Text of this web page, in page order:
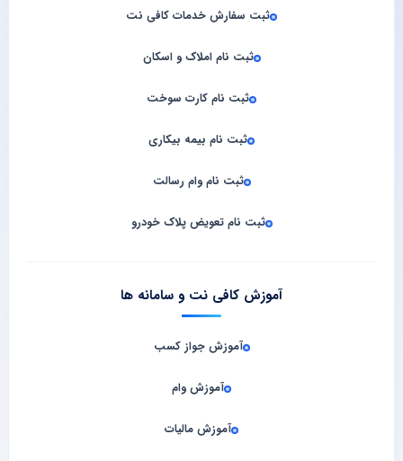
ثبت سفارش خدمات کافی‌ نت
ثبت نام املاک و اسکان
ثبت نام کارت سوخت
ثبت نام بیمه بیکاری
ثبت نام وام رسالت
ثبت نام تعویض پلاک خودرو
آموزش کافی نت و سامانه‌ ها
آموزش جواز کسب
آموزش وام
آموزش مالیات